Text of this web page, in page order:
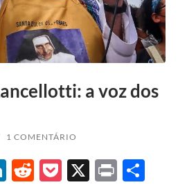
a voz dos
1 COMENTÁRIO
LinkedIn
Reddit
Pocket
X Print